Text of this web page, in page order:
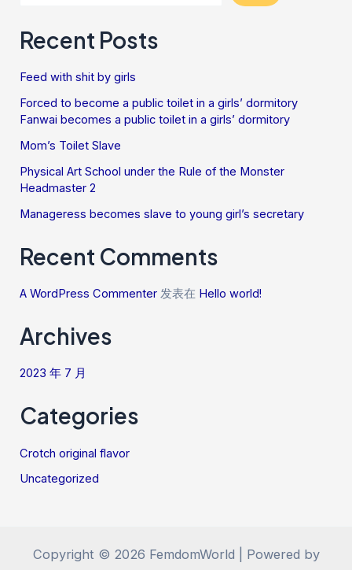
Recent Posts
Feed with shit by girls
Forced to become a public toilet in a girls’ dormitory
Fanwai becomes a public toilet in a girls’ dormitory
Mom’s Toilet Slave
Physical Art School under the Rule of the Monster
Headmaster 2
Manageress becomes slave to young girl’s secretary
Recent Comments
A WordPress Commenter 发表在 Hello world!
Archives
2023 年 7 月
Categories
Crotch original flavor
Uncategorized
Copyright © 2026 FemdomWorld | Powered by